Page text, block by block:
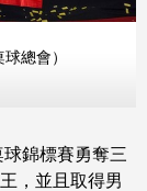
總會）
錦標賽勇奪三
，並且取得男